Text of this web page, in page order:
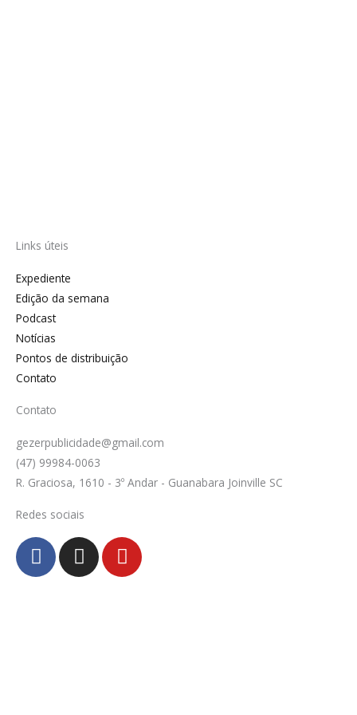
Links úteis
Expediente
Edição da semana
Podcast
Notícias
Pontos de distribuição
Contato
Contato
gezerpublicidade@gmail.com
(47) 99984-0063
R. Graciosa, 1610 - 3º Andar - Guanabara Joinville SC
Redes sociais
F
a
c
I
n
s
Y
o
u